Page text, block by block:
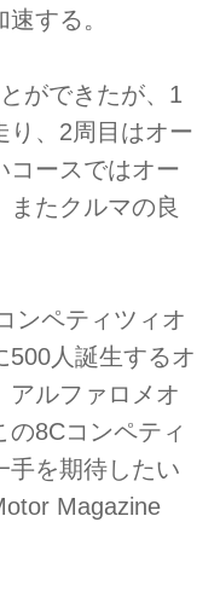
する。
ができたが、1
り、2周目はオー
コースではオー
またクルマの良
ンペティツィオ
500人誕生するオ
アルファロメオ
8Cコンペティ
手を期待したい
Magazine